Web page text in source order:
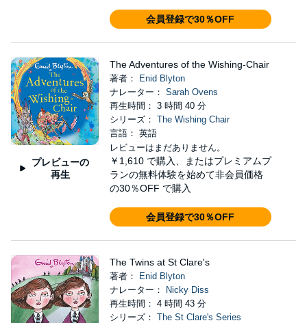
会員登録で30％OFF
プレビューの
再生
The Adventures of the Wishing-Chair
著者：
Enid Blyton
ナレーター： Sarah Ovens
再生時間： 3 時間 40 分
シリーズ： The Wishing Chair
言語： 英語
レビューはまだありません。
￥1,610 で購入、またはプレミアムプ
ランの無料体験を始めて非会員価格
の30％OFF で購入
会員登録で30％OFF
The Twins at St Clare's
著者：
Enid Blyton
ナレーター：
Nicky Diss
再生時間： 4 時間 43 分
シリーズ： The St Clare's Series